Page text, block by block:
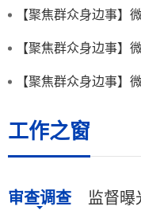
工作之窗
审查调查 监督曝